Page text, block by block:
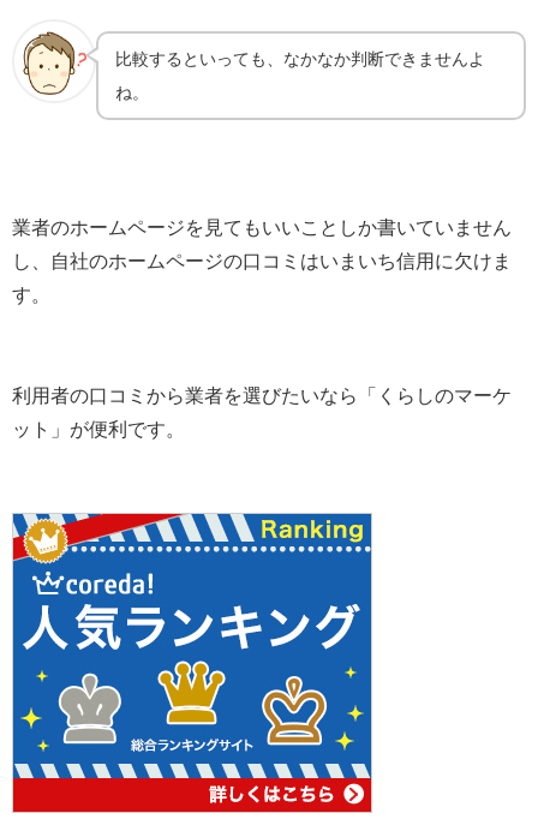
比較するといっても、なかなか判断できませんよ
ね。
業者のホームページを見てもいいことしか書いていません
し、自社のホームページの口コミはいまいち信用に欠けま
す。
利用者の口コミから業者を選びたいなら「くらしのマーケ
ット」が便利です。